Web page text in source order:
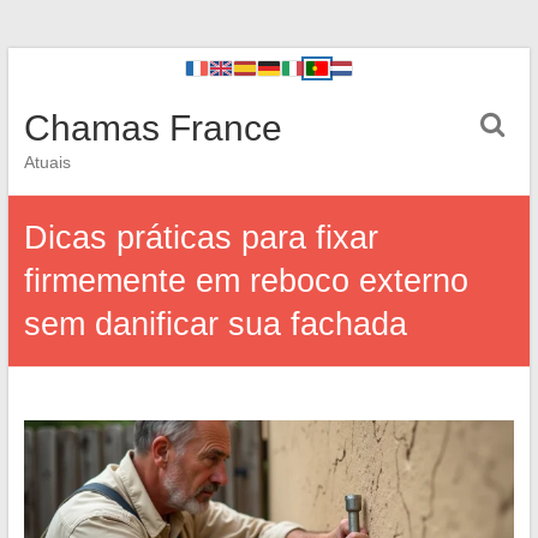
Chamas France
Atuais
Dicas práticas para fixar
firmemente em reboco externo
sem danificar sua fachada